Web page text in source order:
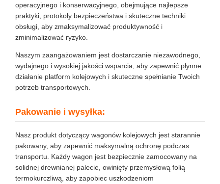
operacyjnego i konserwacyjnego, obejmujące najlepsze
praktyki, protokoły bezpieczeństwa i skuteczne techniki
obsługi, aby zmaksymalizować produktywność i
zminimalizować ryzyko.
Naszym zaangażowaniem jest dostarczanie niezawodnego,
wydajnego i wysokiej jakości wsparcia, aby zapewnić płynne
działanie platform kolejowych i skuteczne spełnianie Twoich
potrzeb transportowych.
Pakowanie i wysyłka:
Nasz produkt dotyczący wagonów kolejowych jest starannie
pakowany, aby zapewnić maksymalną ochronę podczas
transportu. Każdy wagon jest bezpiecznie zamocowany na
solidnej drewnianej palecie, owinięty przemysłową folią
termokurczliwą, aby zapobiec uszkodzeniom